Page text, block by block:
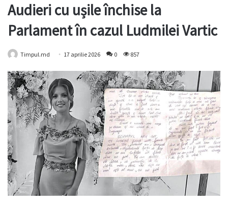
Audieri cu ușile închise la
Parlament în cazul Ludmilei Vartic
Timpul.md 17 aprilie 2026 0 857